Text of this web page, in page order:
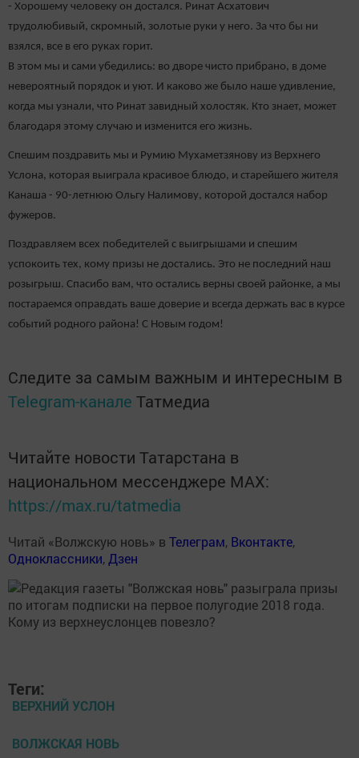
- Хорошему человеку он достался. Ринат Асхатович
трудолюбивый, скромный, золотые руки у него. За что бы ни
взялся, все в его руках горит.
В этом мы и сами убедились: во дворе чисто прибрано, в доме
невероятный порядок и уют. И каково же было наше удивление,
когда мы узнали, что Ринат завидный холостяк. Кто знает, может
благодаря этому случаю и изменится его жизнь.
Спешим поздравить мы и Румию Мухаметзянову из Верхнего
Услона, которая выиграла красивое блюдо, и старейшего жителя
Канаша - 90-летнюю Ольгу Налимову, которой достался набор
фужеров.
Поздравляем всех победителей с выигрышами и спешим
успокоить тех, кому призы не достались. Это не последний наш
розыгрыш. Спасибо вам, что остались верны своей районке, а мы
постараемся оправдать ваше доверие и всегда держать вас в курсе
событий родного района! С Новым годом!
Следите за самым важным и интересным в
Telegram-канале Татмедиа
Читайте новости Татарстана в
национальном мессенджере MАХ:
https://max.ru/tatmedia
Читай «Волжскую новь» в Телеграм, Вконтакте,
Одноклассники, Дзен
Теги:
ВЕРХНИЙ УСЛОН
ВОЛЖСКАЯ НОВЬ